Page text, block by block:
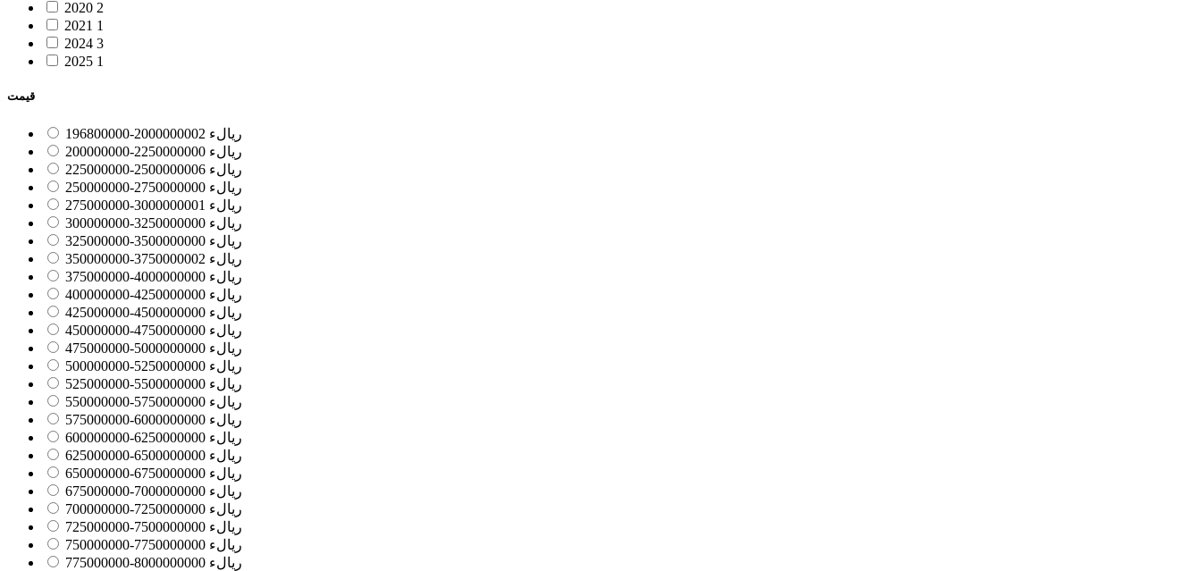
2020 2
2021 1
2024 3
2025 1
قیمت
196800000-200000000ریالء 2
200000000-225000000ریالء 0
225000000-250000000ریالء 6
250000000-275000000ریالء 0
275000000-300000000ریالء 1
300000000-325000000ریالء 0
325000000-350000000ریالء 0
350000000-375000000ریالء 2
375000000-400000000ریالء 0
400000000-425000000ریالء 0
425000000-450000000ریالء 0
450000000-475000000ریالء 0
475000000-500000000ریالء 0
500000000-525000000ریالء 0
525000000-550000000ریالء 0
550000000-575000000ریالء 0
575000000-600000000ریالء 0
600000000-625000000ریالء 0
625000000-650000000ریالء 0
650000000-675000000ریالء 0
675000000-700000000ریالء 0
700000000-725000000ریالء 0
725000000-750000000ریالء 0
750000000-775000000ریالء 0
775000000-800000000ریالء 0